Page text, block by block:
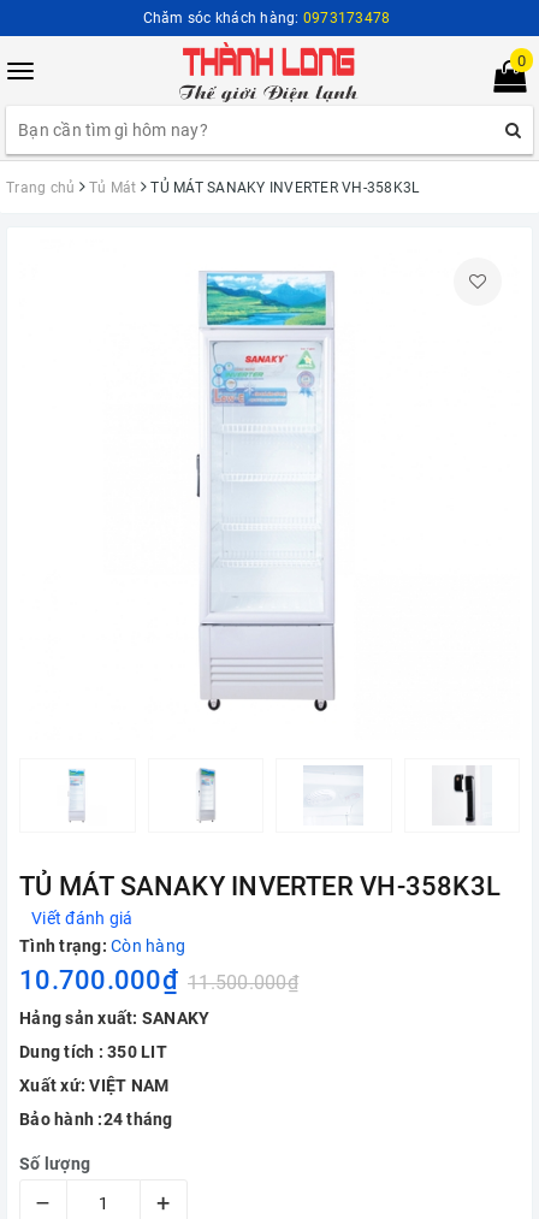
Chăm sóc khách hàng: 0973173478
Toggle
0
Trang chủ Tủ Mát TỦ MÁT SANAKY INVERTER VH-358K3L
TỦ MÁT SANAKY INVERTER VH-358K3L
Viết đánh giá
Tình trạng: Còn hàng
10.700.000₫ 11.500.000₫
Hảng sản xuất: SANAKY
Dung tích : 350 LIT
Xuất xứ: VIỆT NAM
Bảo hành :24 tháng
Số lượng
– +